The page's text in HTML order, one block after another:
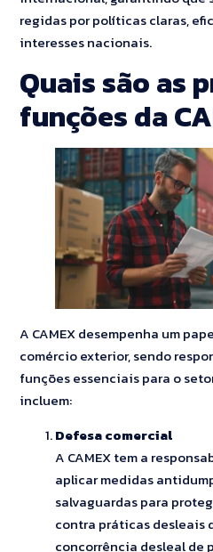
regidas por políticas claras,
interesses nacionais.
Quais são as
funções da
A CAMEX desempenha um
comércio exterior, sendo
funções essenciais para o
incluem:
Defesa comercial
A CAMEX tem a
aplicar medidas
salvaguardas para
contra práticas desleais
concorrência desleal de